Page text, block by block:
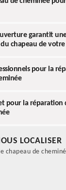
garantit
chapeau de votre
pour la
pour la réparation
LOCALISER
chapeau de